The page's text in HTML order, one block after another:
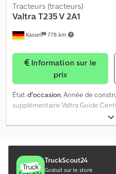
Kassel 778 km
Tracteurs (tracteurs)
ValtraT235 V 2A1
prix
État:d'occasion, Année de
supplémentaire Valtra Guide
contour automatique /
Confort / 1 paire de coupleurs
Préchauffage moteur / Gestion
Cjdpfstq Ey Iex Amberf
TruckScout24
Gratuit sur le store